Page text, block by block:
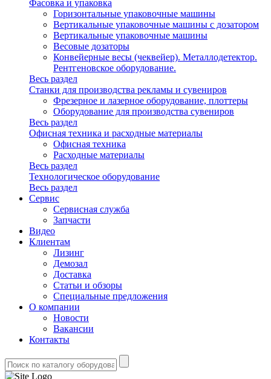
Фасовка и упаковка
Горизонтальные упаковочные машины
Вертикальные упаковочные машины с дозатором
Вертикальные упаковочные машины
Весовые дозаторы
Конвейерные весы (чеквейер). Металлодетектор.
Рентгеновское оборудование.
Весь раздел
Станки для производства рекламы и сувениров
Фрезерное и лазерное оборудование, плоттеры
Оборудование для производства сувениров
Весь раздел
Офисная техника и расходные материалы
Офисная техника
Расходные материалы
Весь раздел
Технологическое оборудование
Весь раздел
Сервис
Сервисная служба
Запчасти
Видео
Клиентам
Лизинг
Демозал
Доставка
Статьи и обзоры
Специальные предложения
О компании
Новости
Вакансии
Контакты